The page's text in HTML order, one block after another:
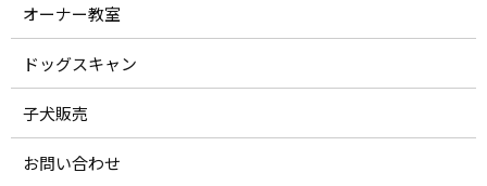
オーナー教室
ドッグスキャン
子犬販売
お問い合わせ